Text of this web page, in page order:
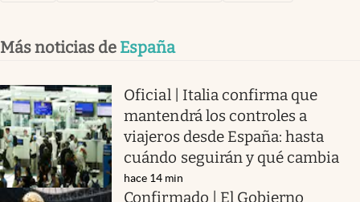
Más noticias de España
Oficial | Italia confirma que
mantendrá los controles a
viajeros desde España: hasta
cuándo seguirán y qué cambia
hace 14 min
Confirmado | El Gobierno